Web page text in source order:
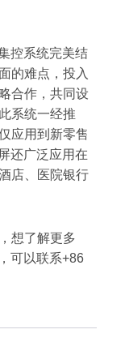
控系统完美结
的难点，投入
合作，共同设
系统一经推
应用到新零售
还广泛应用在
店、医院银行
想了解更多
可以联系+86